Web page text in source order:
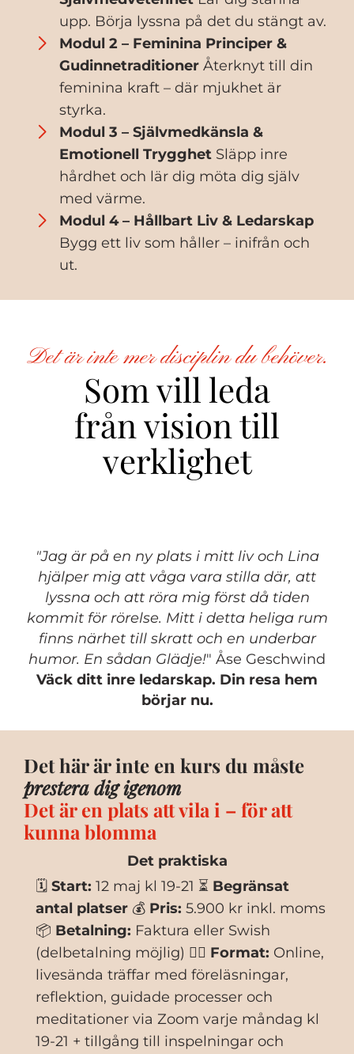
upp. Börja lyssna på det du stängt av.
Modul 2 – Feminina Principer &
Gudinnetraditioner Återknyt till din
feminina kraft – där mjukhet är
styrka.
Modul 3 – Självmedkänsla &
Emotionell Trygghet Släpp inre
hårdhet och lär dig möta dig själv
med värme.
Modul 4 – Hållbart Liv & Ledarskap
Bygg ett liv som håller – inifrån och
ut.
Det är inte mer disciplin du behöver.
Som vill leda
från vision till
verklighet
"Jag är på en ny plats i mitt liv och Lina
hjälper mig att våga vara stilla där, att
lyssna och att röra mig först då tiden
kommit för rörelse. Mitt i detta heliga rum
finns närhet till skratt och en underbar
humor. En sådan Glädje!" Åse Geschwind
Väck ditt inre ledarskap. Din resa hem
börjar nu.
Det här är inte en kurs du måste
prestera dig igenom
Det är en plats att vila i – för att
kunna blomma
Det praktiska
🗓 Start: 12 maj kl 19-21 ⏳ Begränsat
antal platser 💰 Pris: 5.900 kr inkl. moms
📦 Betalning: Faktura eller Swish
(delbetalning möjlig) 🧘‍♀️ Format: Online,
livesända träffar med föreläsningar,
reflektion, guidade processer och
meditationer via Zoom varje måndag kl
19-21 + tillgång till inspelningar och